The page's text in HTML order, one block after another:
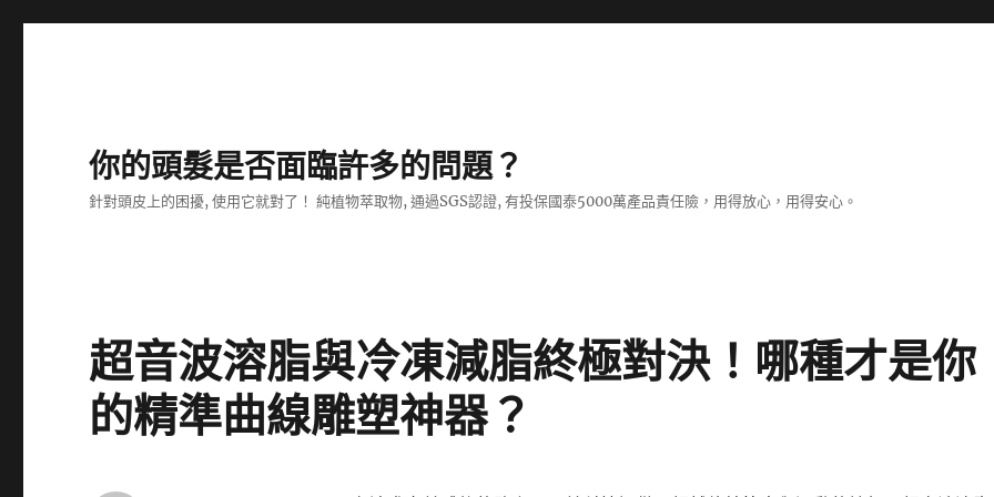
你的頭髮是否面臨許多的問題？
針對頭皮上的困擾, 使用它就對了！ 純植物萃取物, 通過SGS認證, 有投保國泰5000萬產品責任險，用得放心，用得安心。
超音波溶脂與冷凍減脂終極對決！哪種才是你
的精準曲線雕塑神器？